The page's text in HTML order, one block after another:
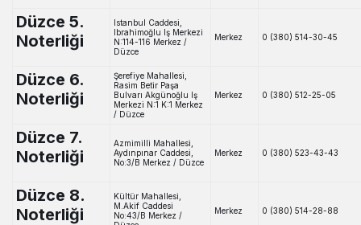
Düzce 5.
Noterliği
Istanbul Caddesi,
Ibrahimoğlu Iş Merkezi
N:114-116 Merkez /
Düzce
Merkez 0 (380) 514-30-45
Düzce 6.
Noterliği
Şerefiye Mahallesi,
Rasim Betir Paşa
Bulvarı Akgünoğlu Iş
Merkezi N:1 K:1 Merkez
/ Düzce
Merkez 0 (380) 512-25-05
Düzce 7.
Noterliği
Azmimilli Mahallesi,
Aydınpınar Caddesi,
No:3/B Merkez / Düzce
Merkez 0 (380) 523-43-43
Düzce 8.
Noterliği
Kültür Mahallesi,
M.Akif Caddesi
No:43/B Merkez /
Merkez 0 (380) 514-28-88